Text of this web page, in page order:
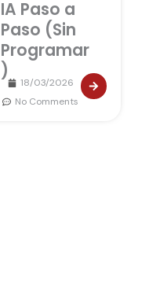
IA Paso a
Paso (Sin
Programar
)
18/03/2026
No Comments